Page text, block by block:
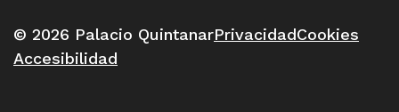
© 2026 Palacio QuintanarPrivacidadCookies
Accesibilidad